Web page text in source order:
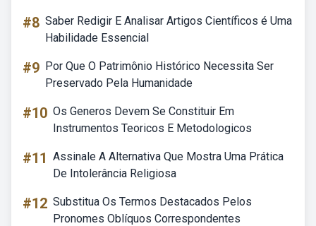
#8 Saber Redigir E Analisar Artigos Científicos é Uma
Habilidade Essencial
#9 Por Que O Patrimônio Histórico Necessita Ser
Preservado Pela Humanidade
#10 Os Generos Devem Se Constituir Em
Instrumentos Teoricos E Metodologicos
#11 Assinale A Alternativa Que Mostra Uma Prática
De Intolerância Religiosa
#12 Substitua Os Termos Destacados Pelos
Pronomes Oblíquos Correspondentes